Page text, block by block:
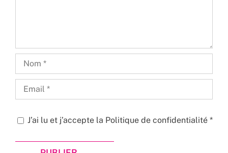
J’ai lu et j’accepte la Politique de confidentialité *